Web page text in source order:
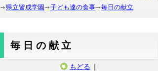
県立皆成学園
子ども達の食事 毎日の献立
毎日の献立
もどる ｜